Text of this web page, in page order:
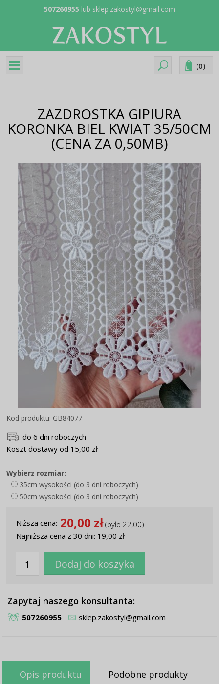
507260955 lub sklep.zakostyl@gmail.com
(0)
ZAZDROSTKA GIPIURA
KORONKA BIEL KWIAT 35/50CM
(CENA ZA 0,50MB)
Kod produktu: GB84077
do 6 dni roboczych
Koszt dostawy od 15,00 zł
Wybierz rozmiar:
35cm wysokości (do 3 dni roboczych)
50cm wysokości (do 3 dni roboczych)
Niższa cena: 20,00 zł(było22,00)
Najniższa cena z 30 dni: 19,00 zł
Zapytaj naszego konsultanta:
507260955 sklep.zakostyl@gmail.com
Opis produktu Podobne produkty